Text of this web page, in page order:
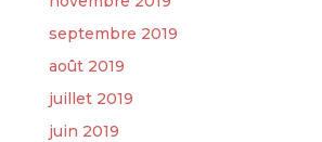
septembre 2019
août 2019
juillet 2019
juin 2019